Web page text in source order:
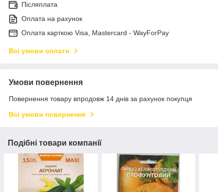
Післяплата
Оплата на рахунок
Оплата карткою Visa, Mastercard - WayForPay
Всі умови оплати
Умови повернення
Повернення товару впродовж 14 днів за рахунок покупця
Всі умови повернення
Подібні товари компанії